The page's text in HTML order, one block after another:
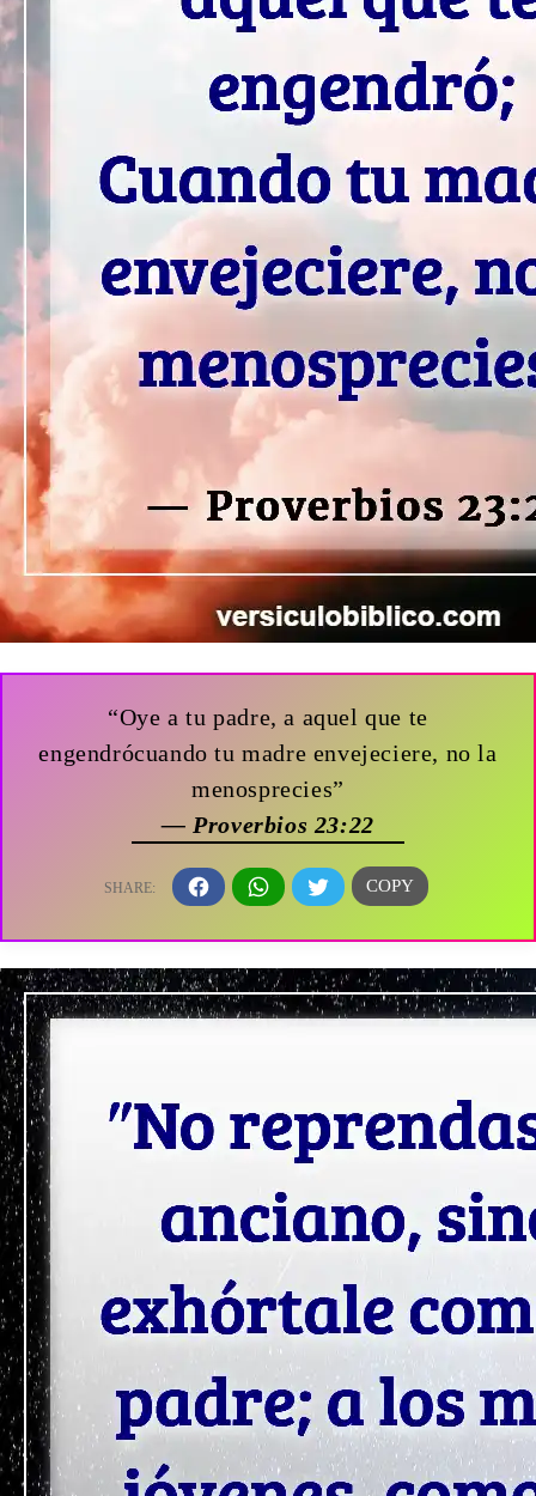
“Oye a tu padre, a aquel que te
engendrócuando tu madre envejeciere, no la
menosprecies”
— Proverbios 23:22